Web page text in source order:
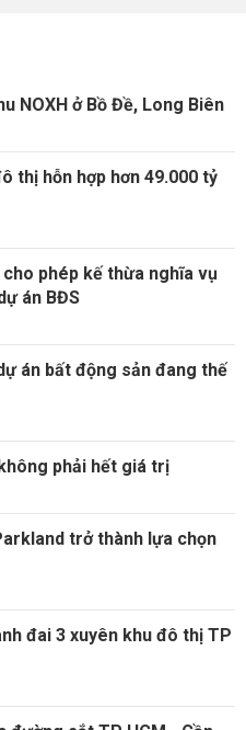
NOXH ở Bồ Đề, Long Biên
thị hỗn hợp hơn 49.000 tỷ
phép kế thừa nghĩa vụ
án BĐS
án bất động sản đang thế
phải hết giá trị
trở thành lựa chọn
đai 3 xuyên khu đô thị TP